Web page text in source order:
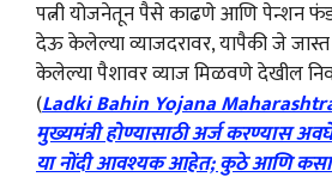
पत्नी योजनेतून पैसे काढणे आणि पेन्शन
देऊ केलेल्या व्याजदरावर, यापैकी जे जास्त
केलेल्या पैशावर व्याज मिळवणे देखील
(Ladki Bahin Yojana
मुख्यमंत्री होण्यासाठी अर्ज करण्यास
या नोंदी आवश्यक आहेत; कुठे आणि कसा